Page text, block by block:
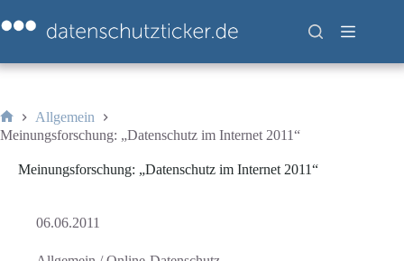
Inhalt
springen
Start
Allgemein
Meinungsforschung: „Datenschutz im Internet 2011“
Meinungsforschung: „Datenschutz im Internet 2011“
06.06.2011